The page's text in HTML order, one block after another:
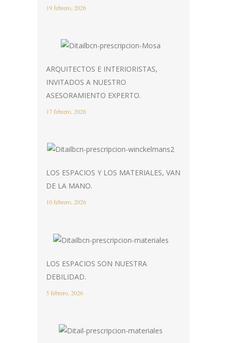
19 febrero, 2026
ARQUITECTOS E INTERIORISTAS,
INVITADOS A NUESTRO
ASESORAMIENTO EXPERTO.
17 febrero, 2026
LOS ESPACIOS Y LOS MATERIALES, VAN
DE LA MANO.
10 febrero, 2026
LOS ESPACIOS SON NUESTRA
DEBILIDAD.
5 febrero, 2026